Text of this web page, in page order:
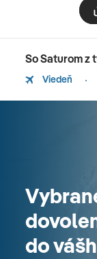
So Saturom z
Viedeň
do